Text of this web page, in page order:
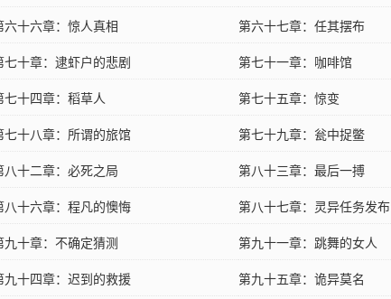
六十六章：惊人真相 第六十七章：任其摆布
七十章：逮虾户的悲剧 第七十一章：咖啡馆
七十四章：稻草人 第七十五章：惊变
七十八章：所谓的旅馆 第七十九章：瓮中捉鳖
八十二章：必死之局 第八十三章：最后一搏
八十六章：程凡的懊悔 第八十七章：灵异任务发布
九十章：不确定猜测 第九十一章：跳舞的女人
九十四章：迟到的救援 第九十五章：诡异莫名